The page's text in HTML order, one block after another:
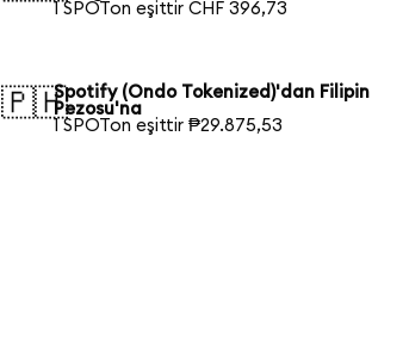
1 SPOTon eşittir CHF 396,73
🇵🇭Spotify (Ondo Tokenized)'dan Filipin
Pezosu'na
1 SPOTon eşittir ₱29.875,53